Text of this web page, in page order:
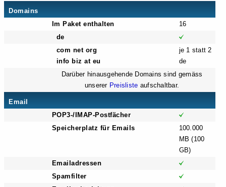
Domains
Im Paket enthalten
16
de
com net org
info biz at eu
je 1 statt 2
de
Darüber hinausgehende Domains sind gemäss
unserer Preisliste aufschaltbar.
Email
POP3-/IMAP-Postfächer
Speicherplatz für Emails
100.000
MB (100
GB)
Emailadressen
Spamfilter